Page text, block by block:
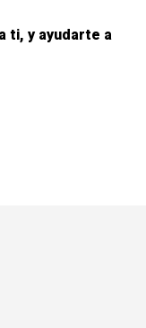
ti, y ayudarte a